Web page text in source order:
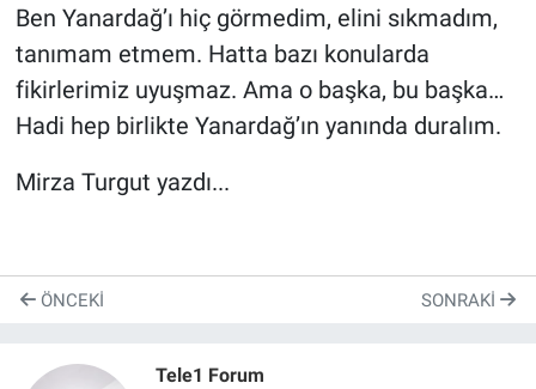
Ben Yanardağ’ı hiç görmedim, elini sıkmadım,
tanımam etmem. Hatta bazı konularda
fikirlerimiz uyuşmaz. Ama o başka, bu başka…
Hadi hep birlikte Yanardağ’ın yanında duralım.
Mirza Turgut yazdı...
ÖNCEKI SONRAKI
Tele1 Forum